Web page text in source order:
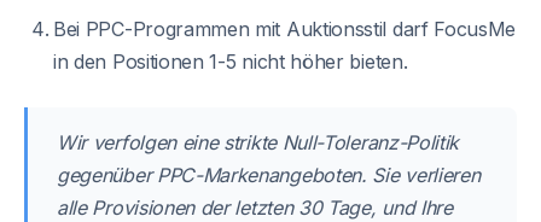
Bei PPC-Programmen mit Auktionsstil darf FocusMe
in den Positionen 1-5 nicht höher bieten.
Wir verfolgen eine strikte Null-Toleranz-Politik
gegenüber PPC-Markenangeboten. Sie verlieren
alle Provisionen der letzten 30 Tage, und Ihre